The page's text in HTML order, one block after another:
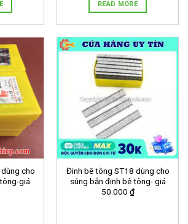
READ MORE
cho
giá
Đinh bê tông ST18 dùng cho
súng bắn đinh bê tông- giá
50.000 ₫